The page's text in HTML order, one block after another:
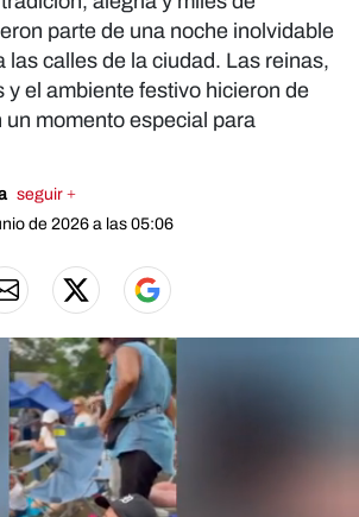
parte de una noche inolvidable
las calles de la ciudad. Las reinas,
y el ambiente festivo hicieron de
momento especial para
seguir +
de 2026 a las 05:06